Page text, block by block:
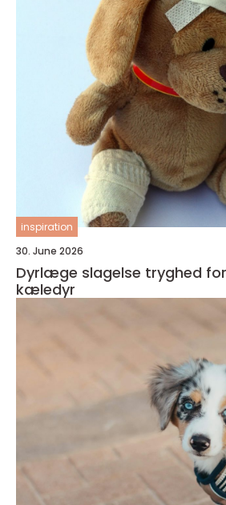
inspiration
30. June 2026
Dyrlæge slagelse tryghed for dig og dit
kæledyr